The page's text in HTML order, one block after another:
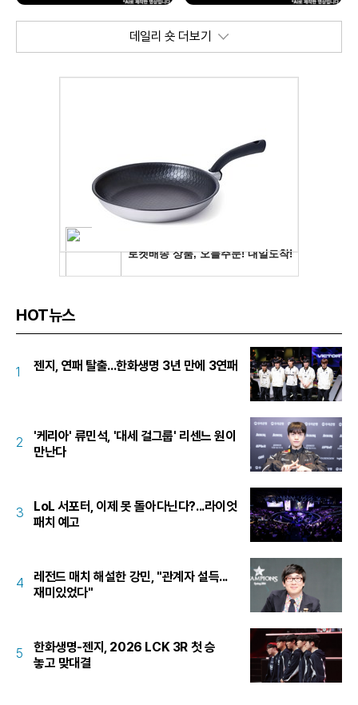
데일리 숏 더보기
HOT뉴스
1 젠지, 연패 탈출...한화생명 3년 만에 3연패
2
'케리아' 류민석, '대세 걸그룹' 리센느 원이
만난다
3
LoL 서포터, 이제 못 돌아다닌다?...라이엇
패치 예고
4
레전드 매치 해설한 강민, "관계자 설득...
재미있었다"
5
한화생명-젠지, 2026 LCK 3R 첫 승
놓고 맞대결